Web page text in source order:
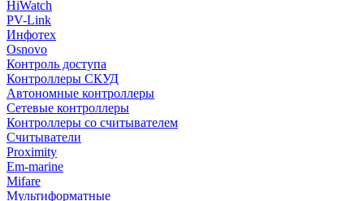
HiWatch
PV-Link
Инфотех
Osnovo
Контроль доступа
Контроллеры СКУД
Автономные контроллеры
Сетевые контроллеры
Контроллеры со считывателем
Считыватели
Proximity
Em-marine
Mifare
Мультиформатные